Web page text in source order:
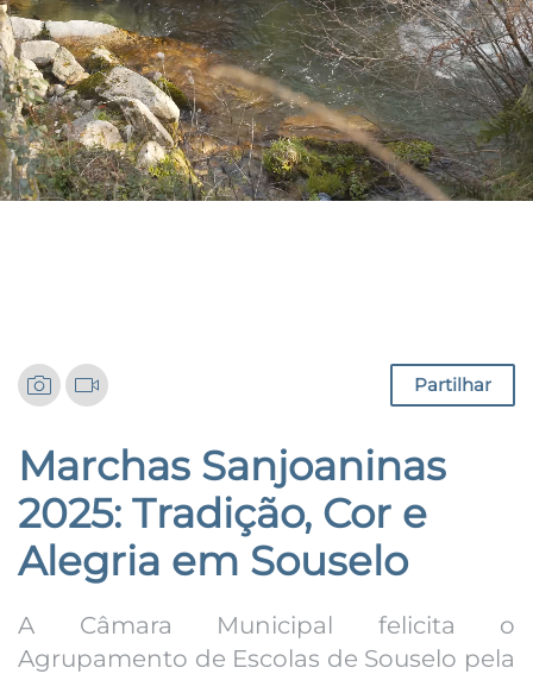
Partilhar
Marchas Sanjoaninas
2025: Tradição, Cor e
Alegria em Souselo
A Câmara Municipal felicita o
Agrupamento de Escolas de Souselo pela